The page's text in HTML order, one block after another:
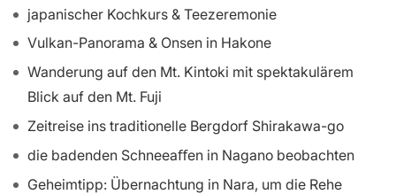
japanischer Kochkurs & Teezeremonie
Vulkan-Panorama & Onsen in Hakone
Wanderung auf den Mt. Kintoki mit spektakulärem
Blick auf den Mt. Fuji
Zeitreise ins traditionelle Bergdorf Shirakawa-go
die badenden Schneeaﬀen in Nagano beobachten
Geheimtipp: Übernachtung in Nara, um die Rehe